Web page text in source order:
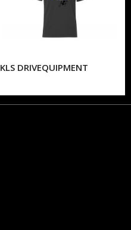
KLS DRIVEQUIPMENT